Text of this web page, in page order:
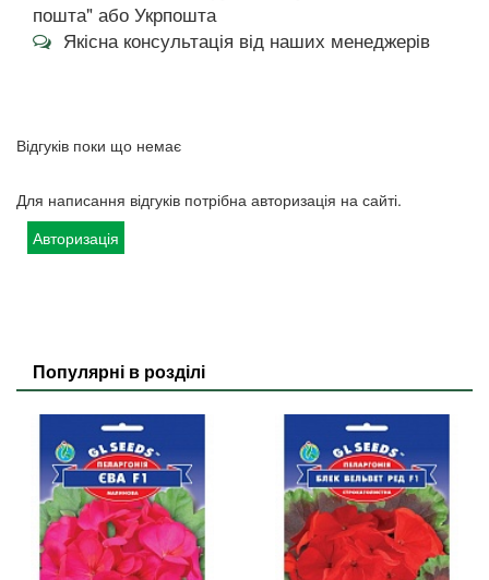
пошта" або Укрпошта
Якісна консультація від наших менеджерів
Відгуків поки що немає
Для написання відгуків потрібна авторизація на сайті.
Авторизація
Популярні в розділі